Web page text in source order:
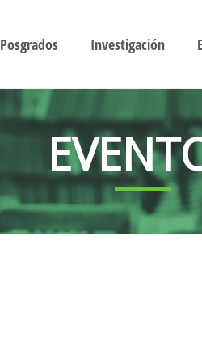
Posgrados Investigación